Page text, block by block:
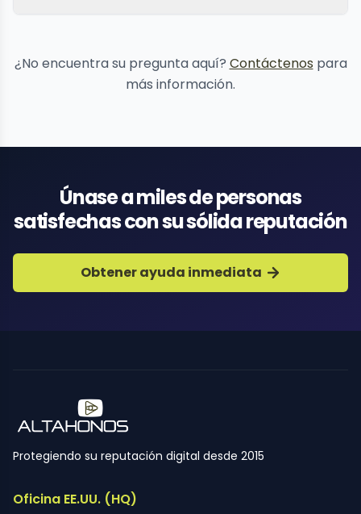
¿No encuentra su pregunta aquí? Contáctenos para
más información.
Únase a miles de personas
satisfechas con su sólida reputación
Obtener ayuda inmediata
Protegiendo su reputación digital desde 2015
Oficina EE.UU. (HQ)